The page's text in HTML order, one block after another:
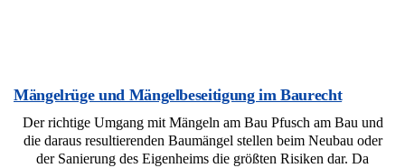
Mängelrüge und Mängelbeseitigung im Baurecht
Der richtige Umgang mit Mängeln am Bau Pfusch am Bau und
die daraus resultierenden Baumängel stellen beim Neubau oder
der Sanierung des Eigenheims die größten Risiken dar. Da